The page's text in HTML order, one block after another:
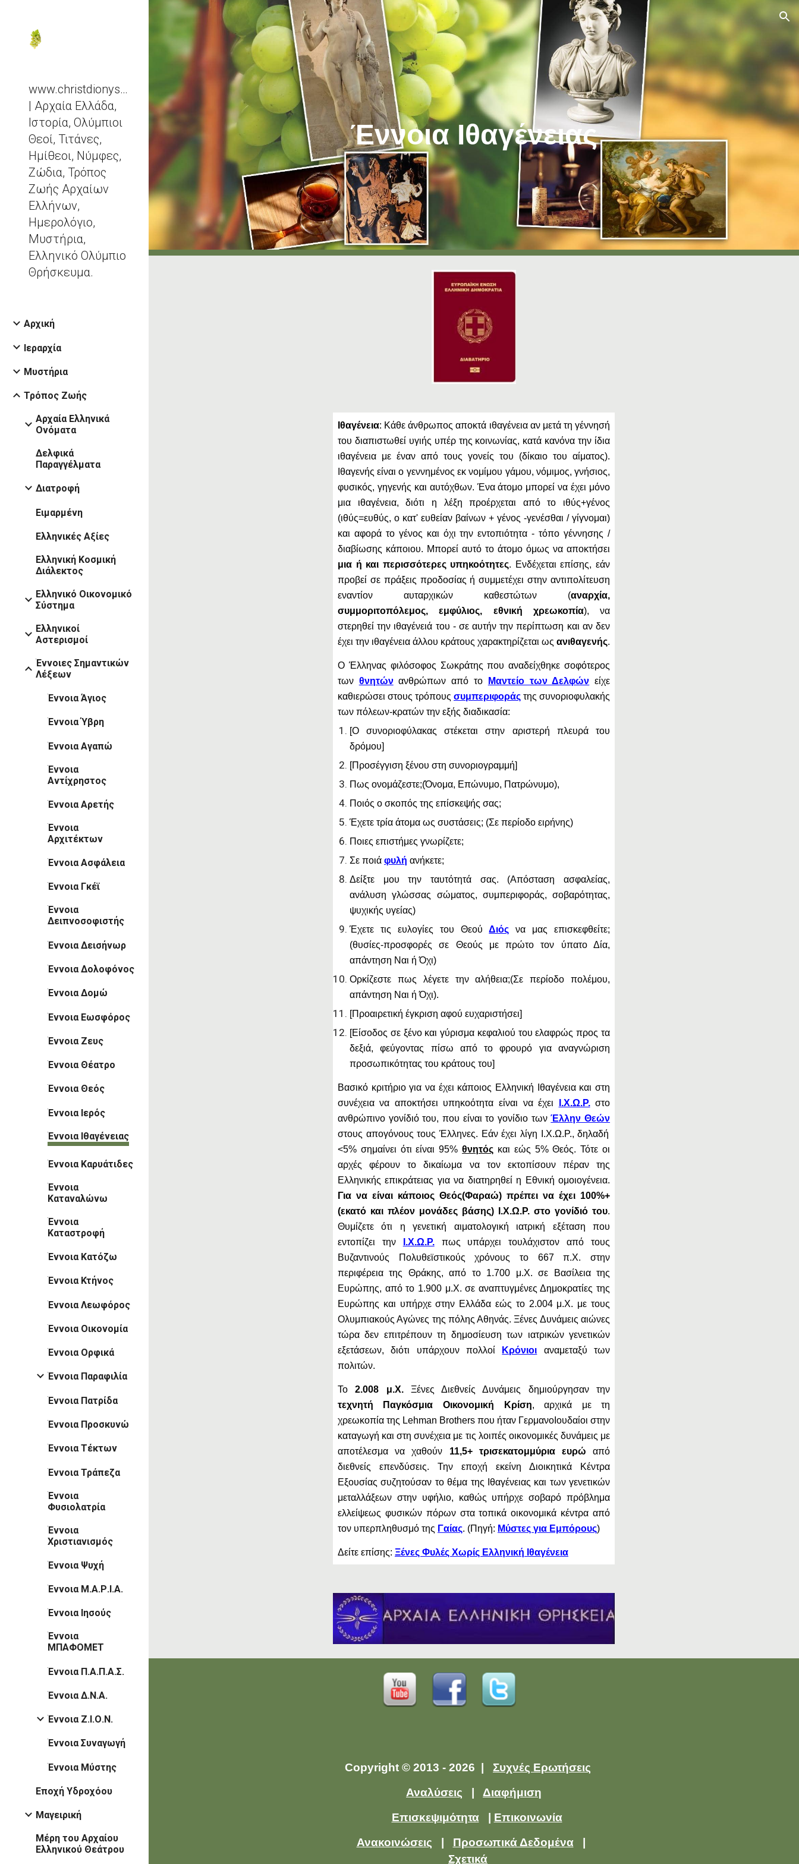
Skip to main content Skip to navigation
www.christdionysos.com
| Αρχαία Ελλάδα,
Ιστορία, Ολύμπιοι
Θεοί, Τιτάνες,
Ημίθεοι, Νύμφες,
Ζώδια, Τρόπος
Ζωής Αρχαίων
Ελλήνων,
Ημερολόγιο,
Μυστήρια,
Ελληνικό Ολύμπιο
Θρήσκευμα.
Αρχική
Ιεραρχία
Μυστήρια
Τρόπος Ζωής
Αρχαία Ελληνικά
Ονόματα
Δελφικά
Παραγγέλματα
Διατροφή
Ειμαρμένη
Ελληνικές Αξίες
Ελληνική Κοσμική
Διάλεκτος
Ελληνικό Οικονομικό
Σύστημα
Ελληνικοί
Αστερισμοί
Έννοιες Σημαντικών
Λέξεων
Έννοια Άγιος
Έννοια Ύβρη
Έννοια Αγαπώ
Έννοια
Αντίχρηστος
Έννοια Αρετής
Έννοια
Αρχιτέκτων
Έννοια Ασφάλεια
Έννοια Γκέϊ
Έννοια
Δειπνοσοφιστής
Έννοια Δεισήνωρ
Έννοια Δολοφόνος
Έννοια Δομώ
Έννοια Εωσφόρος
Έννοια Ζευς
Έννοια Θέατρο
Έννοια Θεός
Έννοια Ιερός
Έννοια Ιθαγένειας
Έννοια Καρυάτιδες
Έννοια
Καταναλώνω
Έννοια
Καταστροφή
Έννοια Κατόζω
Έννοια Κτήνος
Έννοια Λεωφόρος
Έννοια Οικονομία
Έννοια Ορφικά
Έννοια Παραφιλία
Έννοια Πατρίδα
Έννοια Προσκυνώ
Έννοια Τέκτων
Έννοια Τράπεζα
Έννοια
Φυσιολατρία
Έννοια
Χριστιανισμός
Έννοια Ψυχή
Έννοια Μ.Α.Ρ.Ι.Α.
Έννοια Ιησούς
Έννοια
ΜΠΑΦΟΜΕΤ
Έννοια Π.Α.Π.Α.Σ.
Έννοια Δ.Ν.Α.
Έννοια Ζ.Ι.Ο.Ν.
Έννοια Συναγωγή
Έννοια Μύστης
Εποχή Υδροχόου
Μαγειρική
Μέρη του Αρχαίου
Ελληνικού Θεάτρου
Έννοια Ιθαγένειας
Ιθαγένεια: Κάθε άνθρωπος αποκτά ιθαγένεια αν μετά τη γέννησή
του διαπιστωθεί υγιής υπέρ της κοινωνίας, κατά κανόνα την ίδια
ιθαγένεια με έναν από τους γονείς του (δίκαιο του αίματος).
Ιθαγενής είναι ο γεννημένος εκ νομίμου γάμου, νόμιμος, γνήσιος,
φυσικός, γηγενής και αυτόχθων. Ένα άτομο μπορεί να έχει μόνο
μια ιθαγένεια, διότι η λέξη προέρχεται από το ιθύς+γένος
(ιθύς=ευθύς, ο κατ' ευθείαν βαίνων + γένος -γενέσθαι / γίγνομαι)
και αφορά το γένος και όχι την εντοπιότητα - τόπο γέννησης /
διαβίωσης κάποιου. Μπορεί αυτό το άτομο όμως να αποκτήσει
μια ή και περισσότερες υπηκοότητες. Ενδέχεται επίσης, εάν
προβεί σε πράξεις προδοσίας ή συμμετέχει στην αντιπολίτευση
εναντίον αυταρχικών καθεστώτων (αναρχία,
συμμοριτοπόλεμος, εμφύλιος, εθνική χρεωκοπία), να
στερηθεί την ιθαγένειά του - σε αυτήν την περίπτωση και αν δεν
έχει την ιθαγένεια άλλου κράτους χαρακτηρίζεται ως ανιθαγενής.
Ο Έλληνας φιλόσοφος Σωκράτης που αναδείχθηκε σοφότερος
των θνητώνανθρώπων από το Μαντείο των Δελφών είχε
καθιερώσει στους τρόπουςσυμπεριφοράς της συνοριοφυλακής
των πόλεων-κρατών την εξής διαδικασία:
[Ο συνοριοφύλακας στέκεται στην αριστερή πλευρά του
δρόμου]
[Προσέγγιση ξένου στη συνοριογραμμή]
Πως ονομάζεστε;(Όνομα, Επώνυμο, Πατρώνυμο),
Ποιός ο σκοπός της επίσκεψής σας;
Έχετε τρία άτομα ως συστάσεις; (Σε περίοδο ειρήνης)
Ποιες επιστήμες γνωρίζετε;
Σε ποιά φυλή ανήκετε;
Δείξτε μου την ταυτότητά σας. (Απόσταση ασφαλείας,
ανάλυση γλώσσας σώματος, συμπεριφοράς, σοβαρότητας,
ψυχικής υγείας)
Έχετε τις ευλογίες του ΘεούΔιός να μας επισκεφθείτε;
(θυσίες-προσφορές σε Θεούς με πρώτο τον ύπατο Δία,
απάντηση Ναι ή Όχι)
Ορκίζεστε πως λέγετε την αλήθεια;(Σε περίοδο πολέμου,
απάντηση Ναι ή Όχι).
[Προαιρετική έγκριση αφού ευχαριστήσει]
[Είσοδος σε ξένο και γύρισμα κεφαλιού του ελαφρώς προς τα
δεξιά, φεύγοντας πίσω από το φρουρό για αναγνώριση
προσωπικότητας του κράτους του]
Βασικό κριτήριο για να έχει κάποιος Ελληνική Ιθαγένεια και στη
συνέχεια να αποκτήσει υπηκοότητα είναι να έχει
Ι.Χ.Ω.Ρ.στο
ανθρώπινο γονίδιό του, που είναι το γονίδιο τωνΈλλην Θεών
στους απογόνους τους Έλληνες. Εάν έχει λίγη Ι.Χ.Ω.Ρ., δηλαδή
<5% σημαίνει ότι είναι 95%θνητός και εώς 5% Θεός. Τότε οι
αρχές φέρουν το δικαίωμα να τον εκτοπίσουν πέραν της
Ελληνικής επικράτειας για να διατηρηθεί η Εθνική ομοιογένεια.
Για να είναι κάποιος Θεός(Φαραώ) πρέπει να έχει 100%+
(εκατό και πλέον μονάδες βάσης) Ι.Χ.Ω.Ρ. στο γονίδιό του.
Θυμίζετε ότι η γενετική αιματολογική ιατρική εξέταση που
εντοπίζει την
Ι.Χ.Ω.Ρ.πως υπάρχει τουλάχιστον από τους
Βυζαντινούς Πολυθεϊστικούς χρόνους το 667 π.Χ. στην
περιφέρεια της Θράκης, από το 1.700 μ.Χ. σε Βασίλεια της
Ευρώπης, από το 1.900 μ.Χ. σε αναπτυγμένες Δημοκρατίες της
Ευρώπης και υπήρχε στην Ελλάδα εώς το 2.004 μ.Χ. με τους
Ολυμπιακούς Αγώνες της πόλης Αθηνάς. Ξένες Δυνάμεις αιώνες
τώρα δεν επιτρέπουν τη δημοσίευση των ιατρικών γενετικών
εξετάσεων, διότι υπάρχουν πολλοί
Κρόνιοι αναμεταξύ των
πολιτών.
Το2.008 μ.Χ.Ξένες Διεθνείς Δυνάμεις δημιούργησαν την
τεχνητή Παγκόσμια Οικονομική Κρίση, αρχικά με τη
χρεωκοπία της Lehman Brothers που ήταν ΓερμανοΙουδαίοι στην
καταγωγή και στη συνέχεια με τις λοιπές οικονομικές δυνάμεις με
αποτέλεσμα να χαθούν 11,5+ τρισεκατομμύρια ευρώ από
διεθνείς επενδύσεις. Την εποχή εκείνη Διοικητικά Κέντρα
Εξουσίας συζητούσαν το θέμα της Ιθαγένειας και των γενετικών
μεταλλάξεων στην υφήλιο, καθώς υπήρχε σοβαρό πρόβλημα
ελλείψεως φυσικών πόρων στα τοπικά οικονομικά κέντρα από
τον υπερπληθυσμό της Γαίας. (Πηγή: Μύστες για Εμπόρους)
Δείτε επίσης: Ξένες Φυλές Χωρίς Ελληνική Ιθαγένεια
Copyright © 2013 - 2026 | Συχνές Ερωτήσεις
Αναλύσεις
Διαφήμιση
Επισκεψιμότητα| Επικοινωνία
Ανακοινώσεις
Προσωπικά Δεδομένα|
Σχετικά